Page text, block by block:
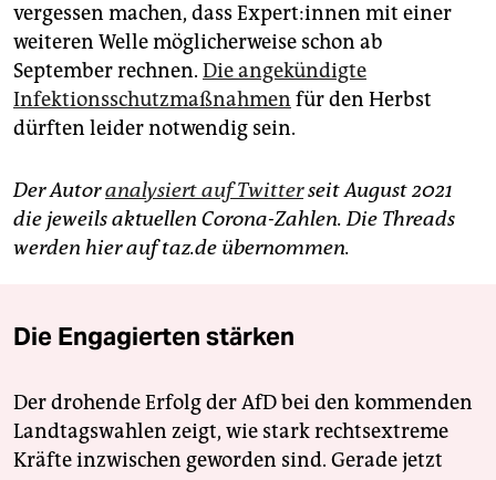
vergessen machen, dass Ex­per­t:in­nen mit einer
weiteren Welle möglicherweise schon ab
September rechnen. Die angekündigte
Infektionsschutzmaßnahmen für den Herbst
dürften leider notwendig sein.
Der Autoranalysiert auf Twitterseit August 2021
die jeweils aktuellen Corona-Zahlen. Die Threads
werden hier auf taz.de übernommen.
Die Engagierten stärken
Der drohende Erfolg der AfD bei den kommenden
Landtagswahlen zeigt, wie stark rechtsextreme
Kräfte inzwischen geworden sind. Gerade jetzt